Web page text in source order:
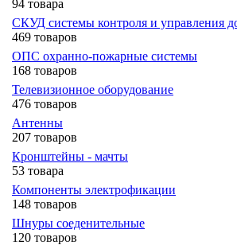
94 товара
СКУД системы контроля и управления
469 товаров
ОПС охранно-пожарные системы
168 товаров
Телевизионное оборудование
476 товаров
Антенны
207 товаров
Кронштейны - мачты
53 товара
Компоненты электрофикации
148 товаров
Шнуры соеденительные
120 товаров